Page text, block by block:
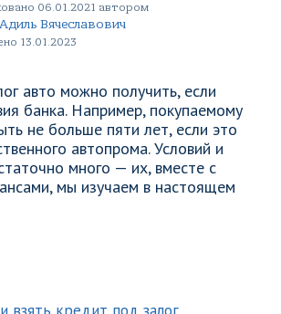
06.01.2021 автором
Вячеславович
13.01.2023
авто можно получить, если
банка. Например, покупаемому
не больше пяти лет, если это
автопрома. Условий и
много — их, вместе с
мы изучаем в настоящем